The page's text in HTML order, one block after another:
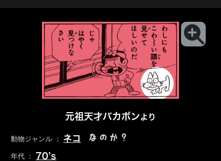
元祖天才バカボンより
動物ジャンル ： ネコ なのか？
年代 ： 70’s